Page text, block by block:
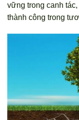
vững trong canh
thành công trong